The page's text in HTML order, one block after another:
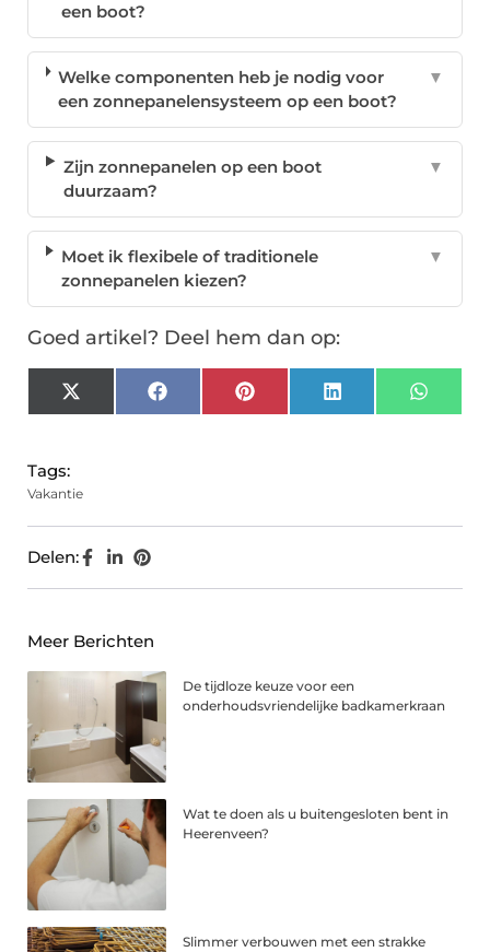
een boot?
Welke componenten heb je nodig voor
een zonnepanelensysteem op een boot?
▼
Zijn zonnepanelen op een boot
duurzaam?
▼
Moet ik flexibele of traditionele
zonnepanelen kiezen?
▼
Goed artikel? Deel hem dan op:
X
(Twitter)
FacebookPinterest LinkedIn
Tags:
Vakantie
Delen:
Meer Berichten
De tijdloze keuze voor een
onderhoudsvriendelijke badkamerkraan
Wat te doen als u buitengesloten bent in
Heerenveen?
Slimmer verbouwen met een strakke